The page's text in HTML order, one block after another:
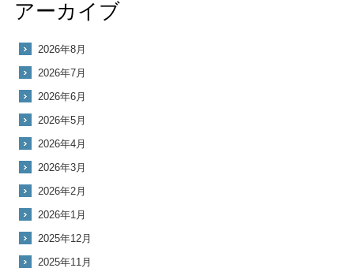
アーカイブ
2026年8月
2026年7月
2026年6月
2026年5月
2026年4月
2026年3月
2026年2月
2026年1月
2025年12月
2025年11月